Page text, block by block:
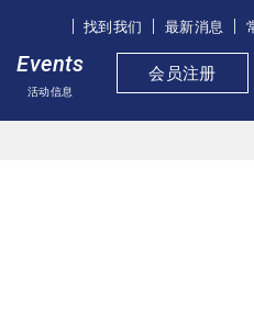
Events
活动信息
找到我们 最新消息
会员注册